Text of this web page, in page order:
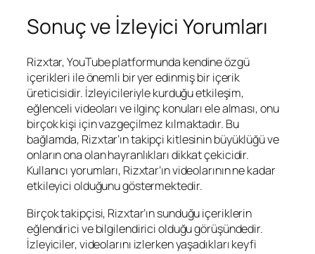
Sonuç ve İzleyici Yorumları
Rizxtar, YouTube platformunda kendine özgü
içerikleri ile önemli bir yer edinmiş bir içerik
üreticisidir. İzleyicileriyle kurduğu etkileşim,
eğlenceli videoları ve ilginç konuları ele alması, onu
birçok kişi için vazgeçilmez kılmaktadır. Bu
bağlamda, Rizxtar’ın takipçi kitlesinin büyüklüğü ve
onların ona olan hayranlıkları dikkat çekicidir.
Kullanıcı yorumları, Rizxtar’ın videolarının ne kadar
etkileyici olduğunu göstermektedir.
Birçok takipçisi, Rizxtar’ın sunduğu içeriklerin
eğlendirici ve bilgilendirici olduğu görüşündedir.
İzleyiciler, videolarını izlerken yaşadıkları keyfi